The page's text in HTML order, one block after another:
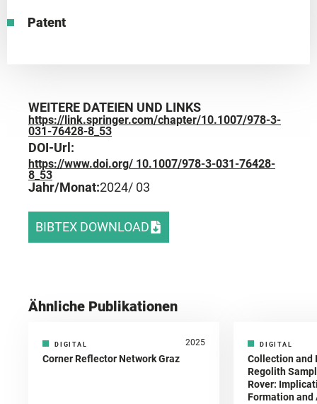
Patent
WEITERE DATEIEN UND LINKS
https://link.springer.com/chapter/10.1007/978-3-
031-76428-8_53
DOI-Url:
https://www.doi.org/ 10.1007/978-3-031-76428-
8_53
Jahr/Monat:2024/ 03
BIBTEX DOWNLOAD
Ähnliche Publikationen
DIGITAL 2025
Corner Reflector Network Graz
DIGITAL
Collection and
Regolith
Rover:
Formation